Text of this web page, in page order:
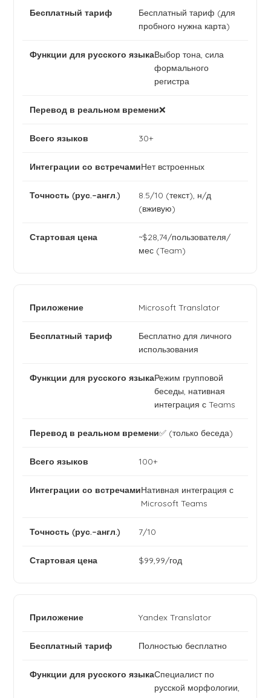
Бесплатный тариф (для
пробного нужна карта)
Выбор тона, сила
формального
регистра
❌
30+
Нет встроенных
8.5/10 (текст), н/д
(вживую)
~$28,74/пользователя/
мес (Team)
Microsoft Translator
Бесплатно для личного
использования
Режим групповой
беседы, нативная
интеграция с Teams
✅ (только беседа)
100+
Нативная интеграция с
Microsoft Teams
7/10
$99,99/год
Yandex Translator
Полностью бесплатно
Специалист по
русской морфологии,